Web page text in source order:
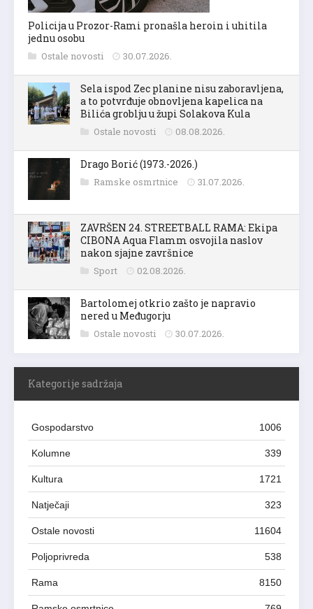
Policija u Prozor-Rami pronašla heroin i uhitila
jednu osobu
Ostale novosti 30.07.2026.
Sela ispod Zec planine nisu zaboravljena,
a to potvrđuje obnovljena kapelica na
Bilića groblju u župi Solakova Kula
Ostale novosti 08.08.2026.
Drago Borić (1973.-2026.)
Ramske osmrtnice 31.07.2026.
ZAVRŠEN 24. STREETBALL RAMA: Ekipa
CIBONA Aqua Flamm osvojila naslov
nakon sjajne završnice
Sport 02.08.2026.
Bartolomej otkrio zašto je napravio
nered u Međugorju
Ostale novosti 30.07.2026.
Kategorije sadržaja
Gospodarstvo 1006
Kolumne 339
Kultura 1721
Natječaji 323
Ostale novosti 11604
Poljoprivreda 538
Rama 8150